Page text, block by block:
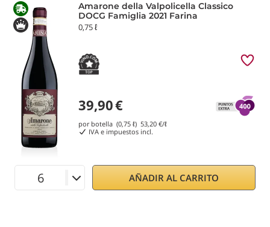
Amarone della Valpolicella Classico
DOCG Famiglia 2021 Farina
0,75 ℓ
39,90€
por botella (0,75 ℓ) 53,20 €/ℓ
IVA e impuestos incl.
AÑADIR AL CARRITO